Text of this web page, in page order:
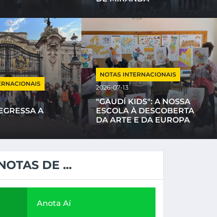
2026-06-08
DE FORMAÇÃO
A
NOTAS INTERNACIONAIS
2026-07-13
"GAUDÍ KIDS": A NOSSA
ESCOLA À DESCOBERTA
DA ARTE E DA EUROPA
DE ...
Anota Aí